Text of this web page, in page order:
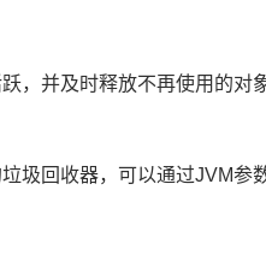
，并及时释放不再使用的对
圾回收器，可以通过JVM参